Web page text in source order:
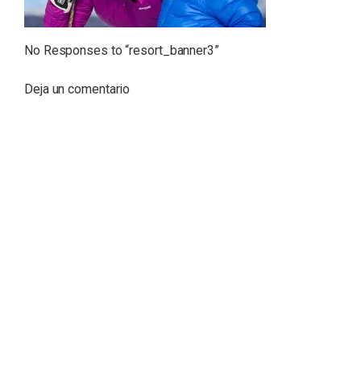
No Responses to “resort_banner3”
Deja un comentario